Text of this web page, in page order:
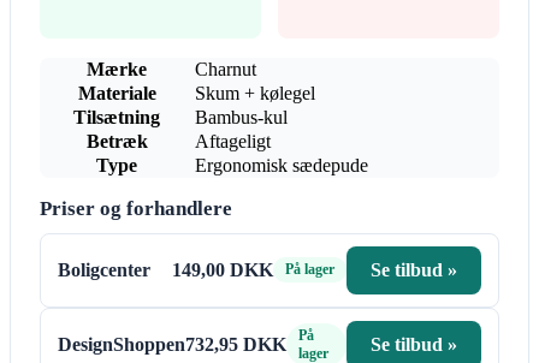
Mærke
Charnut
Materiale
Skum + kølegel
Tilsætning
Bambus-kul
Betræk
Aftageligt
Type
Ergonomisk sædepude
Priser og forhandlere
Boligcenter 149,00 DKK På lager Se tilbud »
DesignShoppen732,95 DKK
På
lager
Se tilbud »